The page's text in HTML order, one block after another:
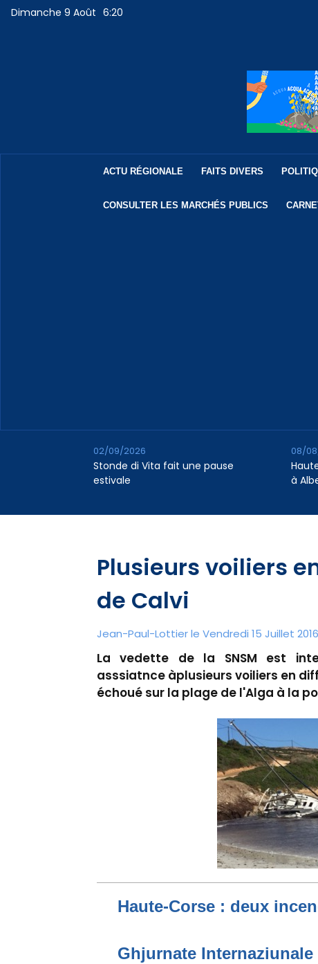
Dimanche 9 Août 6:20
ACTU RÉGIONALE FAITS DIVERS
CONSULTER LES MARCHÉS PUBLICS
Stonde di Vita fait une pause
estivale
02/09/2026
à
08/
Plusieurs voiliers
de Calvi
Jean-Paul-Lottier le Vendredi 15 Juillet 2016
La vedette de la SNSM est
asssiatnce àplusieurs voiliers en
échoué sur la plage de l'Alga à la
Haute-Corse : deux
Ghjurnate